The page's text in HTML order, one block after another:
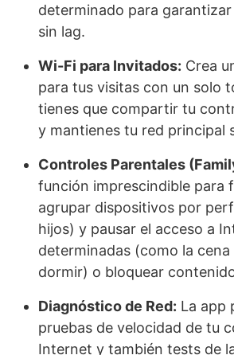
determinado para
sin lag.
Wi-Fi para Invitados: Crea
para tus visitas con un solo
tienes que compartir tu
y mantienes tu red principal
Controles Parentales
función imprescindible para
agrupar dispositivos por
hijos) y pausar el acceso a
determinadas (como la
dormir) o bloquear
Diagnóstico de Red: La app
pruebas de velocidad de tu
Internet y también tests de